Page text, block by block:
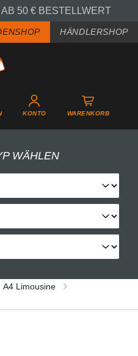
50 € BESTELLWERT
HÄNDLERSHOP
KONTO WARENKORB
WÄHLEN
A4 Limousine